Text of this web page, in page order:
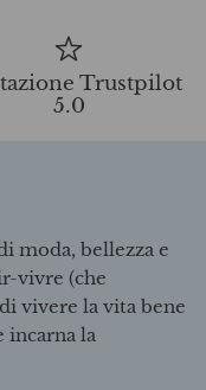
Trustpilot
5.0
moda, bellezza e
vivre (che
vivere la vita bene
incarna la